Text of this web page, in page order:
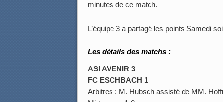
minutes de ce match.
L’équipe 3 a partagé les points Samedi
Les détails des matchs :
ASI AVENIR 3
FC ESCHBACH 1
Arbitres : M. Hubsch assisté de MM.